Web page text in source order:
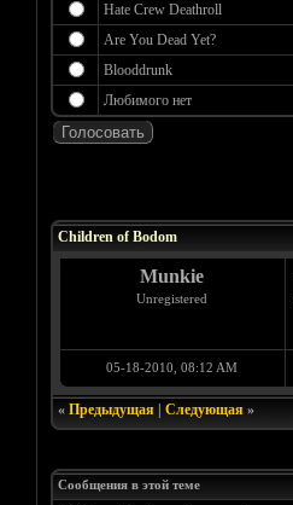
Hate Crew Deathroll
Are You Dead Yet?
Blooddrunk
Любимого нет
Children of Bodom
Munkie
Unregistered
05-18-2010, 08:12 AM
« Предыдущая| Следующая»
Сообщения в этой теме